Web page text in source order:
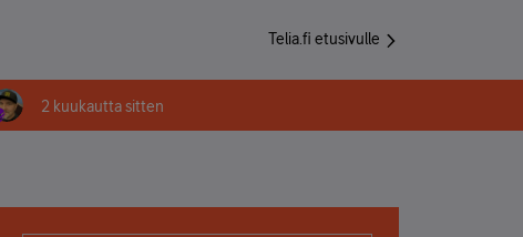
Telia.fi etusivulle
2 kuukautta sitten